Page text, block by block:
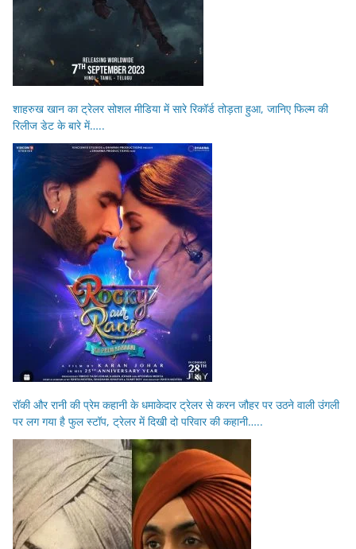
शाहरुख खान का ट्रेलर सोशल मीडिया में सारे रिकॉर्ड तोड़ता हुआ, जानिए फिल्म की
रिलीज डेट के बारे में…..
रॉकी और रानी की प्रेम कहानी के धमाकेदार ट्रेलर से करन जौहर पर उठने वाली उंगली
पर लग गया है फुल स्टॉप, ट्रेलर में दिखी दो परिवार की कहानी…..